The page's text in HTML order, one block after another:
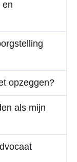
en
opzeggen?
als mijn